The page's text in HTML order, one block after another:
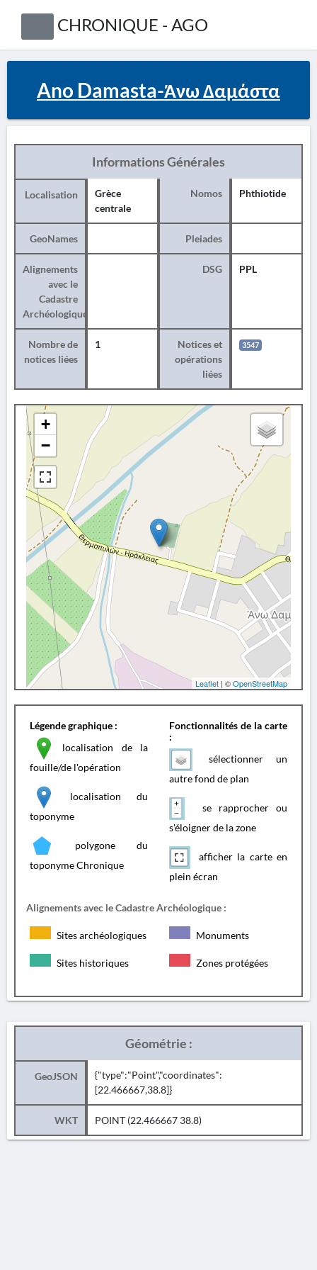
CHRONIQUE - AGO
Ano Damasta-Άνω Δαμάστα
Informations Générales
Localisation
Grèce
centrale
Nomos Phthiotide
GeoNames Pleiades
Alignements
avec le
Cadastre
Archéologique
DSG PPL
Nombre de
notices liées
1
Notices et
opérations
liées
3547
+
−
Leaflet | ©OpenStreetMap
Légende graphique :
localisation de la
fouille/de l'opération
localisation du
toponyme
polygone du
toponyme Chronique
Fonctionnalités de la carte
:
sélectionner un
autre fond de plan
se rapprocher ou
s'éloigner de la zone
afficher la carte en
plein écran
Alignements avec le Cadastre Archéologique :
Sites archéologiques Monuments
Sites historiques Zones protégées
Géométrie :
GeoJSON
{"type":"Point","coordinates":
[22.466667,38.8]}
WKT POINT (22.466667 38.8)